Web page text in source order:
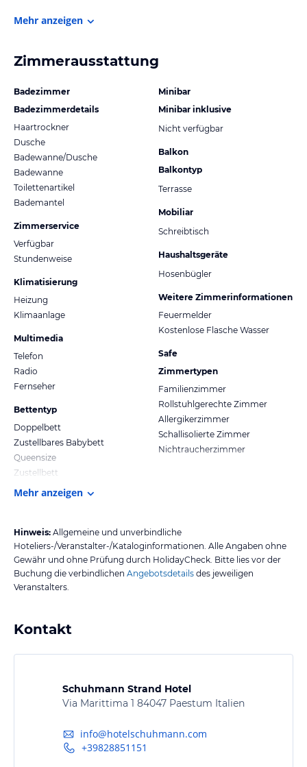
Mehr anzeigen
Zimmerausstattung
Badezimmer
Badezimmerdetails
Haartrockner
Dusche
Badewanne/Dusche
Badewanne
Toilettenartikel
Bademantel
Zimmerservice
Verfügbar
Stundenweise
Klimatisierung
Heizung
Klimaanlage
Multimedia
Telefon
Radio
Fernseher
Bettentyp
Doppelbett
Zustellbares Babybett
Queensize
Zustellbett
Minibar
Minibar inklusive
Nicht verfügbar
Balkon
Balkontyp
Terrasse
Mobiliar
Schreibtisch
Haushaltsgeräte
Hosenbügler
Weitere Zimmerinformationen
Feuermelder
Kostenlose Flasche Wasser
Safe
Zimmertypen
Familienzimmer
Rollstuhlgerechte Zimmer
Allergikerzimmer
Schallisolierte Zimmer
Nichtraucherzimmer
Mehr anzeigen
Hinweis: Allgemeine und unverbindliche
Hoteliers-/Veranstalter-/Kataloginformationen. Alle Angaben ohne
Gewähr und ohne Prüfung durch HolidayCheck. Bitte lies vor der
Buchung die verbindlichen Angebotsdetails des jeweiligen
Veranstalters.
Kontakt
Schuhmann Strand Hotel
Via Marittima 1 84047 Paestum Italien
info@hotelschuhmann.com
+39828851151